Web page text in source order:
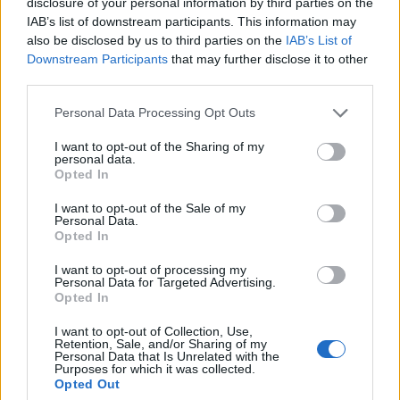
IAB’s list of downstream participants. This information may
also be disclosed by us to third parties on the IAB’s List of
Downstream Participants that may further disclose it to other
Personal Data Processing Opt Outs
I want to opt-out of the Sharing of my
personal data.
Opted In
I want to opt-out of the Sale of my
Personal Data.
Opted In
I want to opt-out of processing my
Personal Data for Targeted Advertising.
Opted In
I want to opt-out of Collection, Use,
Retention, Sale, and/or Sharing of my
Personal Data that Is Unrelated with the
Purposes for which it was collected.
Opted Out
rencontre souvent des incompréhensions. Le Gémeaux
fonctionne sur l’enthousiasme, l’imprévu et les
discussions variées, tandis que le Capricorne préfère
cadrer, organiser et avancer méthodiquement.
De même, le duo Poissons et Bélier peut être difficile à
maintenir. Le Bélier est impulsif, agit vite sans toujours
d’émotions et préfère prendre son temps. Bien qu’ils
puissent être attirés au départ par leurs différences, le
quotidien révèle souvent des rythmes incompatibles.
Rechercher